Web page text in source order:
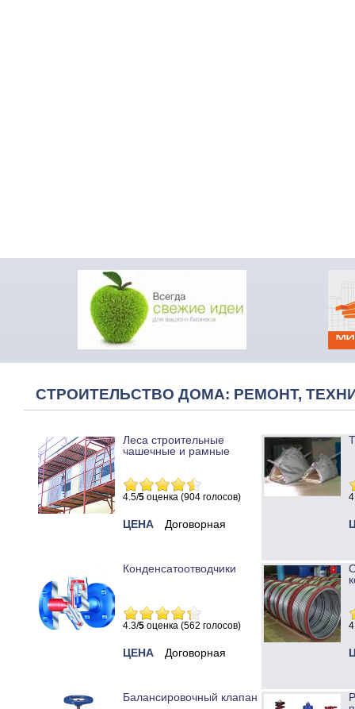
СТРОИТЕЛЬСТВО ДОМА: РЕМОНТ,
Леса строительные
чашечные и рамные
4.5/5 оценка (904 голосов)
ЦЕНА Договорная
Конденсатоотводчики
4.3/5 оценка (562 голосов)
ЦЕНА Договорная
Балансировочный клапан